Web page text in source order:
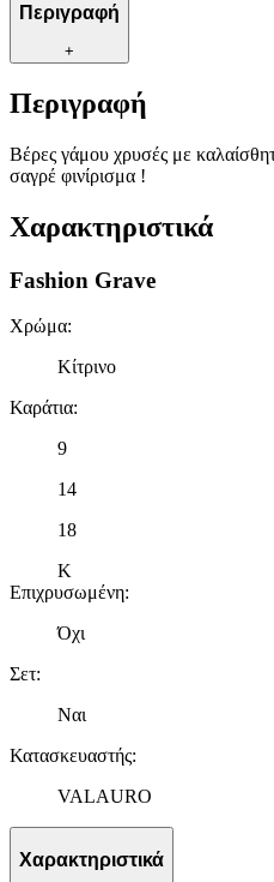
Περιγραφή
+
Περιγραφή
Βέρες γάμου χρυσές με
σαγρέ φινίρισμα !
Χαρακτηριστικά
Fashion Grave
Χρώμα:
Κίτρινο
Καράτια:
9
14
18
K
Επιχρυσωμένη:
Όχι
Σετ:
Ναι
Κατασκευαστής:
VALAURO
Χαρακτηριστικά